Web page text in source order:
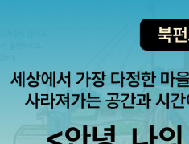
라서 봐주었지, 주인공 친구였다면
을 읽으면 주인공이 나라고 생각하
지 않으니깐요. ㅎㅎ 유아/어린이
들도 참 재미있어요.천재 소녀의
영어책 읽기 초기에 로알드 책들
북만 따로 들었어요.이미 읽어서
몇 개 들어가는데가정(족)독서에
가정(족) 독서는 우리가족만 찍는
가족 실생활을 그대로 보여주는 쪽
관한 책이나 독서에 대한 책을 읽
도서만 담아봅니다.<도서관> 엘리
쓸고 닦고 청결 주부보다는 책읽기